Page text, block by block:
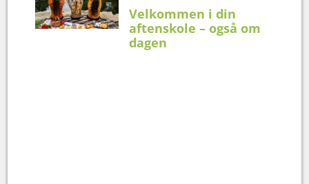
Velkommen i din
aftenskole – også om
dagen